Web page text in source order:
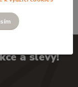
a slevy!